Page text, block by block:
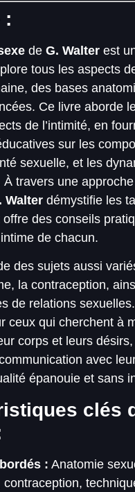
:
de G. Walter est
tous les aspects
des bases
Ce livre aborde
de l’intimité, en
sur les
sexuelle, et les
À travers une
Walter démystifie les
offre des conseils
de chacun.
des sujets aussi
la contraception,
de relations
ceux qui cherchent à
corps et leurs
avec
épanouie et sans
clés
: Anatomie
contraception,